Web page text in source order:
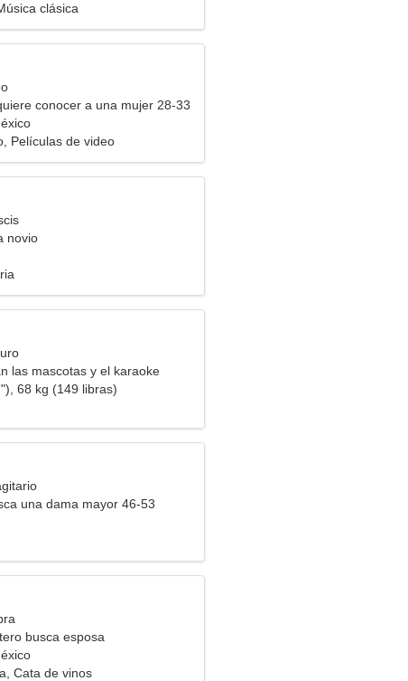
clásica
conocer a una mujer 28-33
Películas de video
novio
las mascotas y el karaoke
68 kg (149 libras)
una dama mayor 46-53
busca esposa
Cata de vinos